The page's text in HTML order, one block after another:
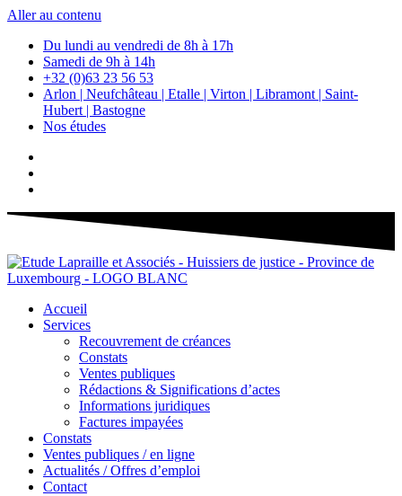
Aller au contenu
Du lundi au vendredi de 8h à 17h
Samedi de 9h à 14h
+32 (0)63 23 56 53
Arlon | Neufchâteau | Etalle | Virton | Libramont | Saint-
Hubert | Bastogne
Nos études
Accueil
Services
Recouvrement de créances
Constats
Ventes publiques
Rédactions & Significations d’actes
Informations juridiques
Factures impayées
Constats
Ventes publiques / en ligne
Actualités / Offres d’emploi
Contact